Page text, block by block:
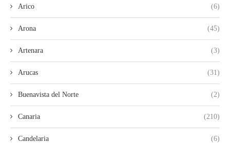
Arico (6)
Arona (45)
Artenara (3)
Arucas (31)
Buenavista del Norte (2)
Canaria (210)
Candelaria (6)